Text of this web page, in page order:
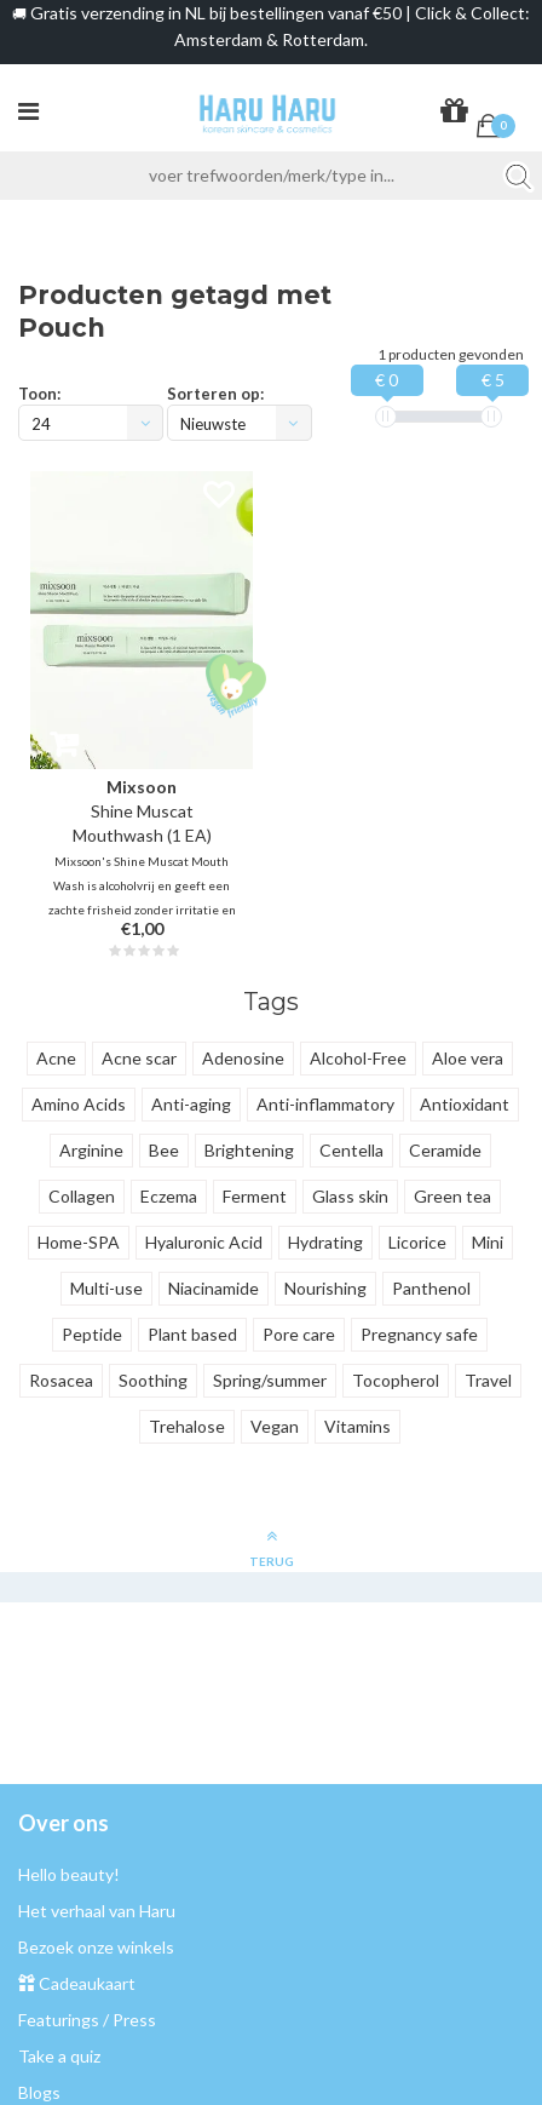
🚚 Gratis verzending in NL bij bestellingen vanaf €50 | Click & Collect:
Amsterdam & Rotterdam.
0
Producten getagd met
Pouch
1 producten gevonden
Toon:
24
Sorteren op:
Nieuwste
€ 0 € 5
Mixsoon
Shine Muscat
Mouthwash (1 EA)
Mixsoon's Shine Muscat Mouth
Wash is alcoholvrij en geeft een
zachte frisheid zonder irritatie en
droogheid. Het heeft een
subtiele Muskat-smaak, een type
€1,00
Tags
Acne Acne scar Adenosine Alcohol-Free Aloe vera
Amino Acids Anti-aging Anti-inflammatory Antioxidant
Arginine Bee Brightening Centella Ceramide
Collagen Eczema Ferment Glass skin Green tea
Home-SPA Hyaluronic Acid Hydrating Licorice Mini
Multi-use Niacinamide Nourishing Panthenol
Peptide Plant based Pore care Pregnancy safe
Rosacea Soothing Spring/summer Tocopherol Travel
Trehalose Vegan Vitamins
TERUG
Over ons
Hello beauty!
Het verhaal van Haru
Bezoek onze winkels
Cadeaukaart
Featurings / Press
Take a quiz
Blogs